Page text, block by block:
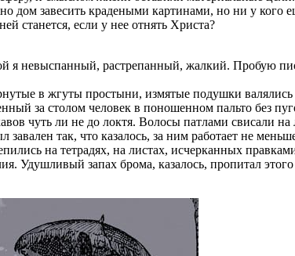
завесить крадеными картинами, но ни у кого
станется, если у нее отнять Христа?
я невыспанный, растрепанный, жалкий. Пробую
в жгуты простыни, измятые подушки валялись
за столом человек в поношенном пальто без
чуть ли не до локтя. Волосы патлами свисали
так, что казалось, за ним работает не
на тетрадях, на листах, исчерканных
Удушливый запах брома, казалось, пропитал